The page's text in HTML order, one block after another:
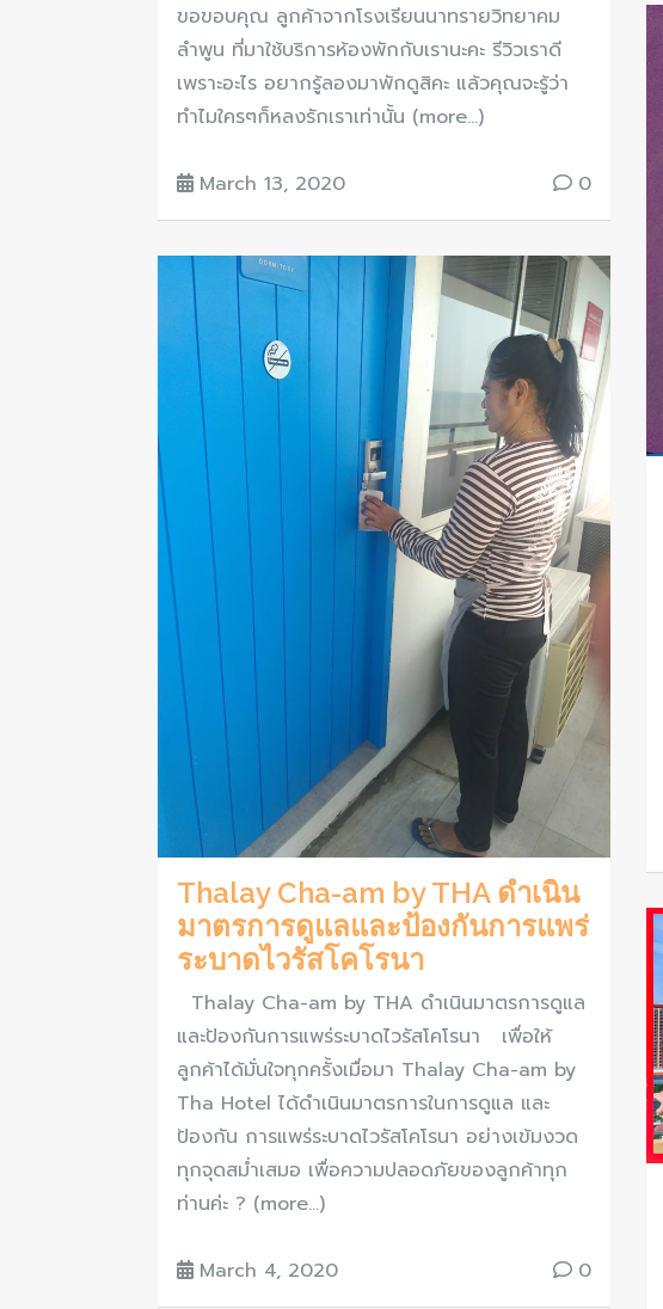
ขอขอบคุณ ลูกค้าจากโรงเรียนนาทรายวิทยาคม
ลำพูน ที่มาใช้บริการห้องพักกับเรานะคะ รีวิวเราดี
เพราะอะไร อยากรู้ลองมาพักดูสิคะ แล้วคุณจะรู้ว่า
ทำไมใครๆก็หลงรักเราเท่านั้น (more…)
March 13, 2020 0
Thalay Cha-am by THA ดำเนิน
มาตรการดูแลและป้องกันการแพร่
ระบาดไวรัสโคโรนา
Thalay Cha-am by THA ดำเนินมาตรการดูแล
และป้องกันการแพร่ระบาดไวรัสโคโรนา เพื่อให้
ลูกค้าได้มั่นใจทุกครั้งเมื่อมา Thalay Cha-am by
Tha Hotel ได้ดำเนินมาตรการในการดูแล และ
ป้องกัน การแพร่ระบาดไวรัสโคโรนา อย่างเข้มงวด
ทุกจุดสม่ำเสมอ เพื่อความปลอดภัยของลูกค้าทุก
ท่านค่ะ ? (more…)
March 4, 2020 0